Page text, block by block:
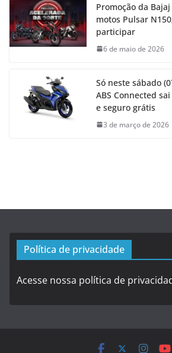
Promoção da
motos Pulsar
participar
6 de maio de 2026
Só neste sábado
ABS Connected
e seguro grátis
3 de março de 2026
Política de privacidade
Acesse nossa política de